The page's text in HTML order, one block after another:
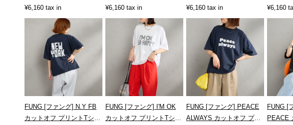
リントTシャツ
¥6,160 tax in
ントTシャツ [BEST-
¥6,160 tax in
[KC]
¥6,160 tax in
フプリン
¥6,160
FUNG [ファング] N.Y FB
カットオフ プリントTシャ
FUNG [ファング] I'M OK
カットオフ プリントTシャ
FUNG [ファング] PEACE
ALWAYS カットオフ プリ
FUNG [
PEACE